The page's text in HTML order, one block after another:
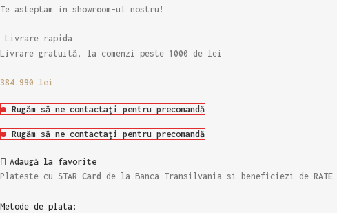
Te asteptam in showroom-ul nostru!
Livrare rapida
Livrare gratuită, la comenzi peste 1000 de lei
384.990 lei
Rugăm să ne contactați pentru precomandă
Rugăm să ne contactați pentru precomandă
Adaugă la favorite
Plateste cu STAR Card de la Banca Transilvania si beneficiezi de RATE
Metode de plata: